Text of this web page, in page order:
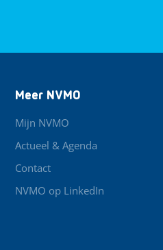
Meer NVMO
Mijn NVMO
Actueel & Agenda
Contact
NVMO op LinkedIn